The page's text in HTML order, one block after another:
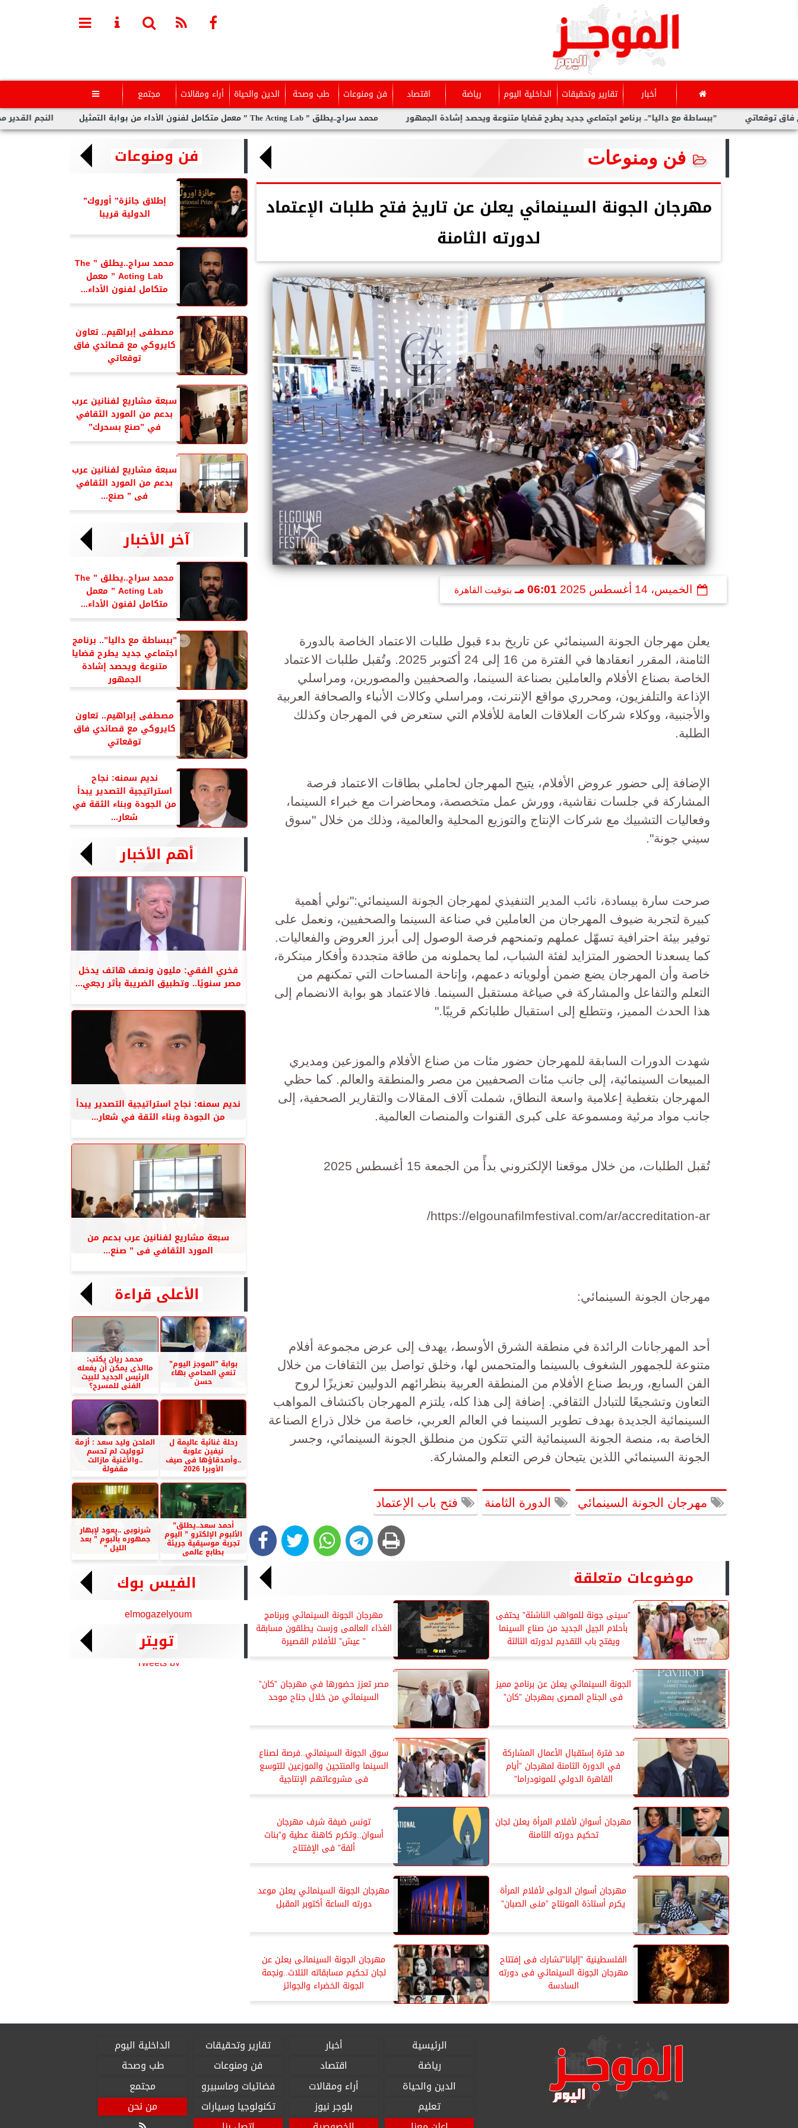
أخبار تقارير وتحقيقات الداخلية اليوم رياضة اقتصاد فن ومنوعات طب وصحة الدين والحياة أراء ومقالات مجتمع 
النجم القدير محمد محمد سراج..يطلق ” The Acting Lab ” معمل متكامل لفنون الأداء من بوابة التمثيل ”ببساطة مع داليا”.. برنامج اجتماعي جديد يطرح قضايا متنوعة ويحصد إشادة الجمهور
فن ومنوعات
مهرجان الجونة السينمائي يعلن عن تاريخ فتح طلبات الإعتماد
لدورته الثامنة
الخميس، 14 أغسطس 2025 06:01 مـ بتوقيت القاهرة
يعلن مهرجان الجونة السينمائي عن تاريخ بدء قبول طلبات الاعتماد الخاصة بالدورة
الثامنة، المقرر انعقادها في الفترة من 16 إلى 24 أكتوبر 2025. وتُقبل طلبات الاعتماد
الخاصة بصناع الأفلام والعاملين بصناعة السينما، والصحفيين والمصورين، ومراسلي
الإذاعة والتلفزيون، ومحرري مواقع الإنترنت، ومراسلي وكالات الأنباء والصحافة العربية
والأجنبية، ووكلاء شركات العلاقات العامة للأفلام التي ستعرض في المهرجان وكذلك
الطلبة.
الإضافة إلى حضور عروض الأفلام، يتيح المهرجان لحاملي بطاقات الاعتماد فرصة
المشاركة في جلسات نقاشية، وورش عمل متخصصة، ومحاضرات مع خبراء السينما،
وفعاليات التشبيك مع شركات الإنتاج والتوزيع المحلية والعالمية، وذلك من خلال "سوق
سيني جونة".
صرحت سارة بيسادة، نائب المدير التنفيذي لمهرجان الجونة السينمائي:"نولي أهمية
كبيرة لتجربة ضيوف المهرجان من العاملين في صناعة السينما والصحفيين، ونعمل على
توفير بيئة احترافية تسهّل عملهم وتمنحهم فرصة الوصول إلى أبرز العروض والفعاليات.
كما يسعدنا الحضور المتزايد لفئة الشباب، لما يحملونه من طاقة متجددة وأفكار مبتكرة،
خاصة وأن المهرجان يضع ضمن أولوياته دعمهم، وإتاحة المساحات التي تمكنهم من
التعلم والتفاعل والمشاركة في صياغة مستقبل السينما. فالاعتماد هو بوابة الانضمام إلى
هذا الحدث المميز، ونتطلع إلى استقبال طلباتكم قريبًا."
شهدت الدورات السابقة للمهرجان حضور مئات من صناع الأفلام والموزعين ومديري
المبيعات السينمائية، إلى جانب مئات الصحفيين من مصر والمنطقة والعالم. كما حظي
المهرجان بتغطية إعلامية واسعة النطاق، شملت آلاف المقالات والتقارير الصحفية، إلى
جانب مواد مرئية ومسموعة على كبرى القنوات والمنصات العالمية.
تُقبل الطلبات، من خلال موقعنا الإلكتروني بدأً من الجمعة 15 أغسطس 2025
https://elgounafilmfestival.com/ar/accreditation-ar/
مهرجان الجونة السينمائي:
أحد المهرجانات الرائدة في منطقة الشرق الأوسط، يهدف إلى عرض مجموعة أفلام
متنوعة للجمهور الشغوف بالسينما والمتحمس لها، وخلق تواصل بين الثقافات من خلال
الفن السابع، وربط صناع الأفلام من المنطقة العربية بنظرائهم الدوليين تعزيزًا لروح
التعاون وتشجيعًا للتبادل الثقافي. إضافة إلى هذا كله، يلتزم المهرجان باكتشاف المواهب
السينمائية الجديدة بهدف تطوير السينما في العالم العربي، خاصة من خلال ذراع الصناعة
الخاصة به، منصة الجونة السينمائية التي تتكون من منطلق الجونة السينمائي، وجسر
الجونة السينمائي اللذين يتيحان فرص التعلم والمشاركة.
مهرجان الجونة السينمائي الدورة الثامنة فتح باب الإعتماد
موضوعات متعلقة
”سينى جونة للمواهب الناشئة” يحتفى
بأحلام الجيل الجديد من صناع السينما
ويفتح باب التقديم لدورته الثالثة
مهرجان الجونة السينمائي وبرنامج
الغذاء العالمى وزست يطلقون مسابقة
” عيش” للأفلام القصيرة
الجونة السينمائي يعلن عن برنامج مميز
فى الجناح المصرى بمهرجان ”كان”
مصر تعزز حضورها في مهرجان ”كان”
السينمائي من خلال جناح موحد
مد فترة إستقبال الأعمال المشاركة
في الدورة الثامنة لمهرجان ”أيام
القاهرة الدولي للمونودراما”
سوق الجونة السينمائي..فرصة لصناع
السينما والمنتجين والموزعين للتوسع
فى مشروعاتهم الإنتاجية
مهرجان أسوان لأفلام المرأة يعلن لجان
تحكيم دورته الثامنة
تونس ضيفة شرف مهرجان
أسوان..وتكرم كاهنة عطية و”بنات
ألفة” فى الإفتتاح
مهرجان أسوان الدولى لأفلام المرأة
يكرم أستاذة المونتاج ”منى الصبان”
مهرجان الجونة السينمائي يعلن موعد
دورته الساعة أكتوبر المقبل
الفلسطينية ”إليانا”تشارك فى إفتتاح
مهرجان الجونة السينمائي فى دورته
السادسة
مهرجان الجونة السينمائى يعلن عن
لجان تحكيم مسابقاته الثلاث..ونجمة
الجونة الخضراء والجوائز
فن ومنوعات
إطلاق جائزة” أوروك”
الدولية قريبا
محمد سراج..يطلق ” The
Acting Lab ” معمل
متكامل لفنون الأداء...
مصطفى إبراهيم.. تعاون
كايروكي مع قصائدي فاق
توقعاتي
سبعة مشاريع لفنانين عرب
بدعم من المورد الثقافي
في ”صنع بسحرك”
سبعة مشاريع لفنانين عرب
بدعم من المورد الثقافي
فى ” صنع...
آخر الأخبار
محمد سراج..يطلق ” The
Acting Lab ” معمل
متكامل لفنون الأداء...
”ببساطة مع داليا”.. برنامج
اجتماعي جديد يطرح قضايا
متنوعة ويحصد إشادة
الجمهور
مصطفى إبراهيم.. تعاون
كايروكي مع قصائدي فاق
توقعاتي
نديم سمنه: نجاح
استراتيجية التصدير يبدأ
من الجودة وبناء الثقة في
شعار...
أهم الأخبار
فخري الفقي: مليون ونصف هاتف يدخل
مصر سنويًا.. وتطبيق الضريبة بأثر رجعي...
نديم سمنه: نجاح استراتيجية التصدير يبدأ
من الجودة وبناء الثقة في شعار...
سبعة مشاريع لفنانين عرب بدعم من
المورد الثقافي فى ” صنع...
الأعلى قراءة
بوابة ”الموجز اليوم”
تنعي المحامي بهاء
حسن
محمد ريان يكتب:
ماالذى يمكن أن يفعله
الرئيس الجديد للبيت
الفنى للمسرح؟
رحلة غنائية عاليمة ل
نيفين علوبة
..وأصدقاؤها فى صيف
الأوبرا 2026
الملحن وليد سعد : أزمة
تووليت لم تحسم
..والأغنية مازالت
مقفولة
أحمد سعد..يطلق”
الألبوم الإلكترو ” اليوم
تجربة موسيقية جريئة
بطابع عالمى
شرنوبى ..يعود لإبهار
جمهوره بألبوم ” بعد
الليل ”
الفيس بوك
elmogazelyoum
تويتر
Tweets by
الرئيسية أخبار تقارير وتحقيقات
الداخلية اليوم
رياضة
اقتصاد فن ومنوعات
طب وصحة
الدين والحياة
أراء ومقالات فضائيات وماسبيرو
مجتمع
تعليم
بلوجر نيوز تكنولوجيا وسيارات
من نحن